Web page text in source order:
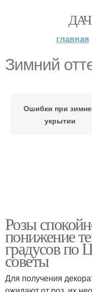
главная
Зимний
Ошибки при
укрытии
Розы
понижение
градусов по
советы
Для получения